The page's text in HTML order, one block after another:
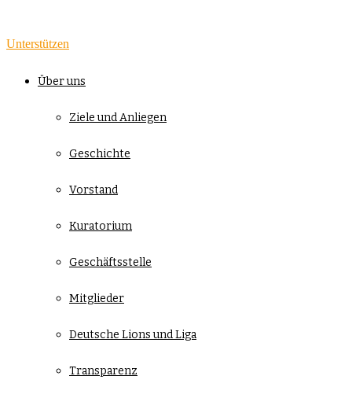
Unterstützen
Über uns
Ziele und Anliegen
Geschichte
Vorstand
Kuratorium
Geschäftsstelle
Mitglieder
Deutsche Lions und Liga
Transparenz